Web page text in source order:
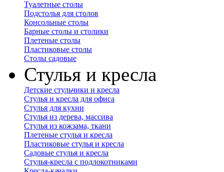
Туалетные столы
Подстолья для столов
Консольные столы
Барные столы и столики
Плетеные столы
Пластиковые столы
Столы садовые
Стулья и кресла
Детские стульчики и кресла
Стулья и кресла для офиса
Стулья для кухни
Стулья из дерева, массива
Стулья из кожзама, ткани
Плетеные стулья и кресла
Пластиковые стулья и кресла
Садовые стулья и кресла
Стулья-кресла с подлокотниками